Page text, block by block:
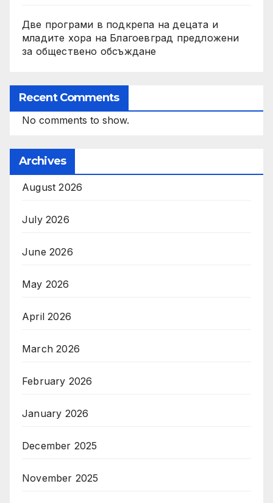
Две програми в подкрепа на децата и
младите хора на Благоевград предложени
за обществено обсъждане
Recent Comments
No comments to show.
Archives
August 2026
July 2026
June 2026
May 2026
April 2026
March 2026
February 2026
January 2026
December 2025
November 2025